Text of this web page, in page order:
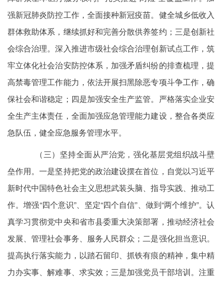
强新冠肺炎防控工作，全面接种新冠疫苗。健全城乡低收入
群体救助体系，继续抓好和完善分散供养签约；三是创新社
会综合治理。深入推进市级社会综合治理创新试点工作，筑
牢立体化社会治安防控体系，加强矛盾纠纷的排查梳理，提
高禁毒管理工作能力，依法开展扫黑除恶专项斗争工作，确
保社会和谐稳定；四是加强安全生产监管。严格落实企业安
全生产主体责任，全面加强应急管理能力建设，整合各类应
急队伍，健全应急服务管理水平。
（三）坚持全面从严治党，强化基层党组织战斗壁
垒作用。一是坚持把党的政治建设摆在首位，自觉以习近平
新时代中国特色社会主义思想武装头脑、指导实践、推动工
作。增强“四个意识”、坚定“四个自信”、做到“两个维护”。认
真学习贯彻党中央和省市县委重大决策部署，推动经济社会
发展、管理社会事务、服务人民群众；二是强化担当意识。
提高执行落实能力，以踏石留印、抓铁有痕的精神，集中精
力办实事、解难事、求实效；三是加强党员干部培训。注重